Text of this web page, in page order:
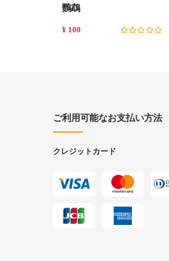
鸚鵡
¥ 100
ご利用可能なお支払い方法
クレジットカード